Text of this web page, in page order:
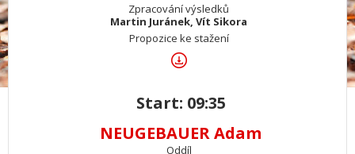
Zpracování výsledků
Martin Juránek, Vít Sikora
Propozice ke stažení
Start: 09:35
NEUGEBAUER Adam
Oddíl